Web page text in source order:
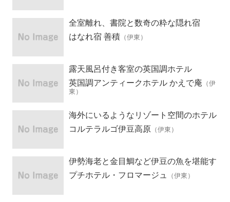
全室離れ、書院と数奇の粋な隠れ宿
はなれ宿 善積 （伊東）
露天風呂付き客室の英国調ホテル
英国調アンティークホテル かえで庵 （伊
東）
海外にいるようなリゾート空間のホテル
コルテラルゴ伊豆高原 （伊東）
伊勢海老と金目鯛など伊豆の魚を堪能す
る宿
プチホテル・フロマージュ （伊東）